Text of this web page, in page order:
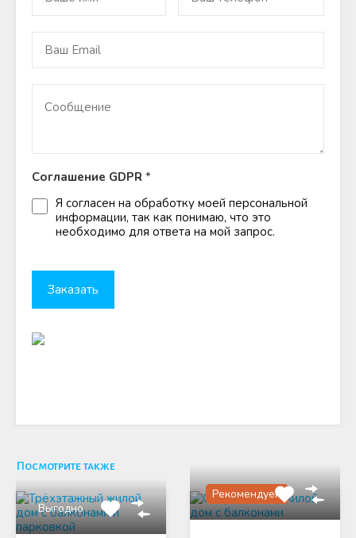
Соглашение GDPR *
Я согласен на обработку моей персональной
информации, так как понимаю, что это
необходимо для ответа на мой запрос.
Посмотрите также
Выгодно
Рекомендуем